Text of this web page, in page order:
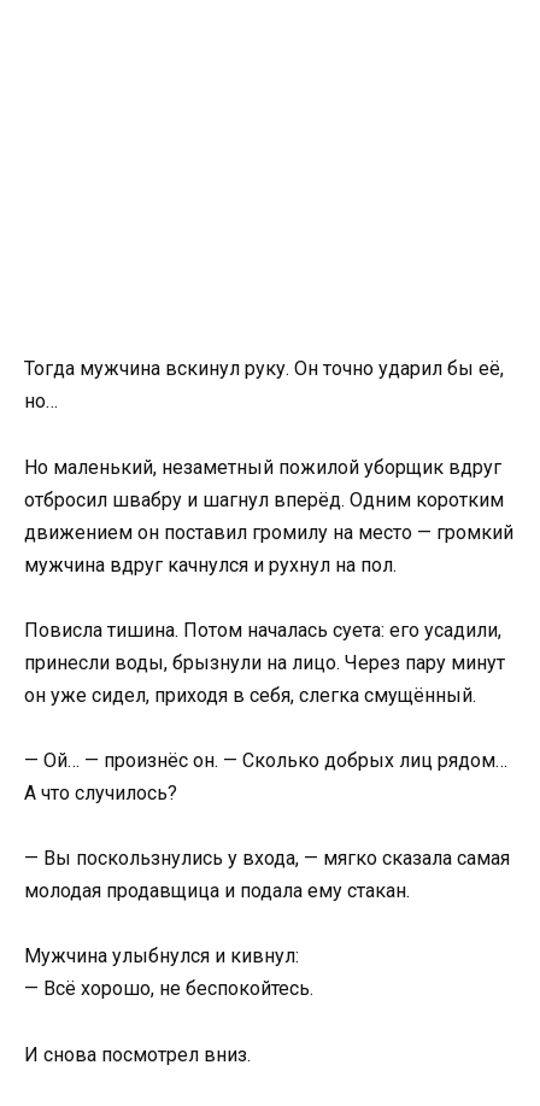
Тогда мужчина вскинул руку. Он точно ударил бы её,
но…
Но маленький, незаметный пожилой уборщик вдруг
отбросил швабру и шагнул вперёд. Одним коротким
движением он поставил громилу на место — громкий
мужчина вдруг качнулся и рухнул на пол.
Повисла тишина. Потом началась суета: его усадили,
принесли воды, брызнули на лицо. Через пару минут
он уже сидел, приходя в себя, слегка смущённый.
— Ой… — произнёс он. — Сколько добрых лиц рядом…
А что случилось?
— Вы поскользнулись у входа, — мягко сказала самая
молодая продавщица и подала ему стакан.
Мужчина улыбнулся и кивнул:
— Всё хорошо, не беспокойтесь.
И снова посмотрел вниз.